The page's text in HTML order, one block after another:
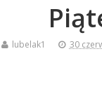
lubelak1 30